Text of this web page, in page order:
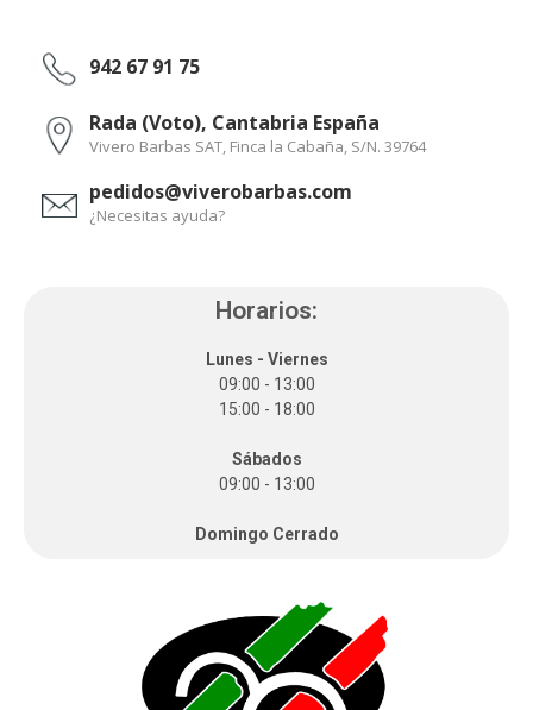
942 67 91 75
Rada (Voto), Cantabria España
Vivero Barbas SAT, Finca la Cabaña, S/N. 39764
pedidos@viverobarbas.com
¿Necesitas ayuda?
Horarios:
Lunes - Viernes
09:00 - 13:00
15:00 - 18:00
Sábados
09:00 - 13:00
Domingo Cerrado